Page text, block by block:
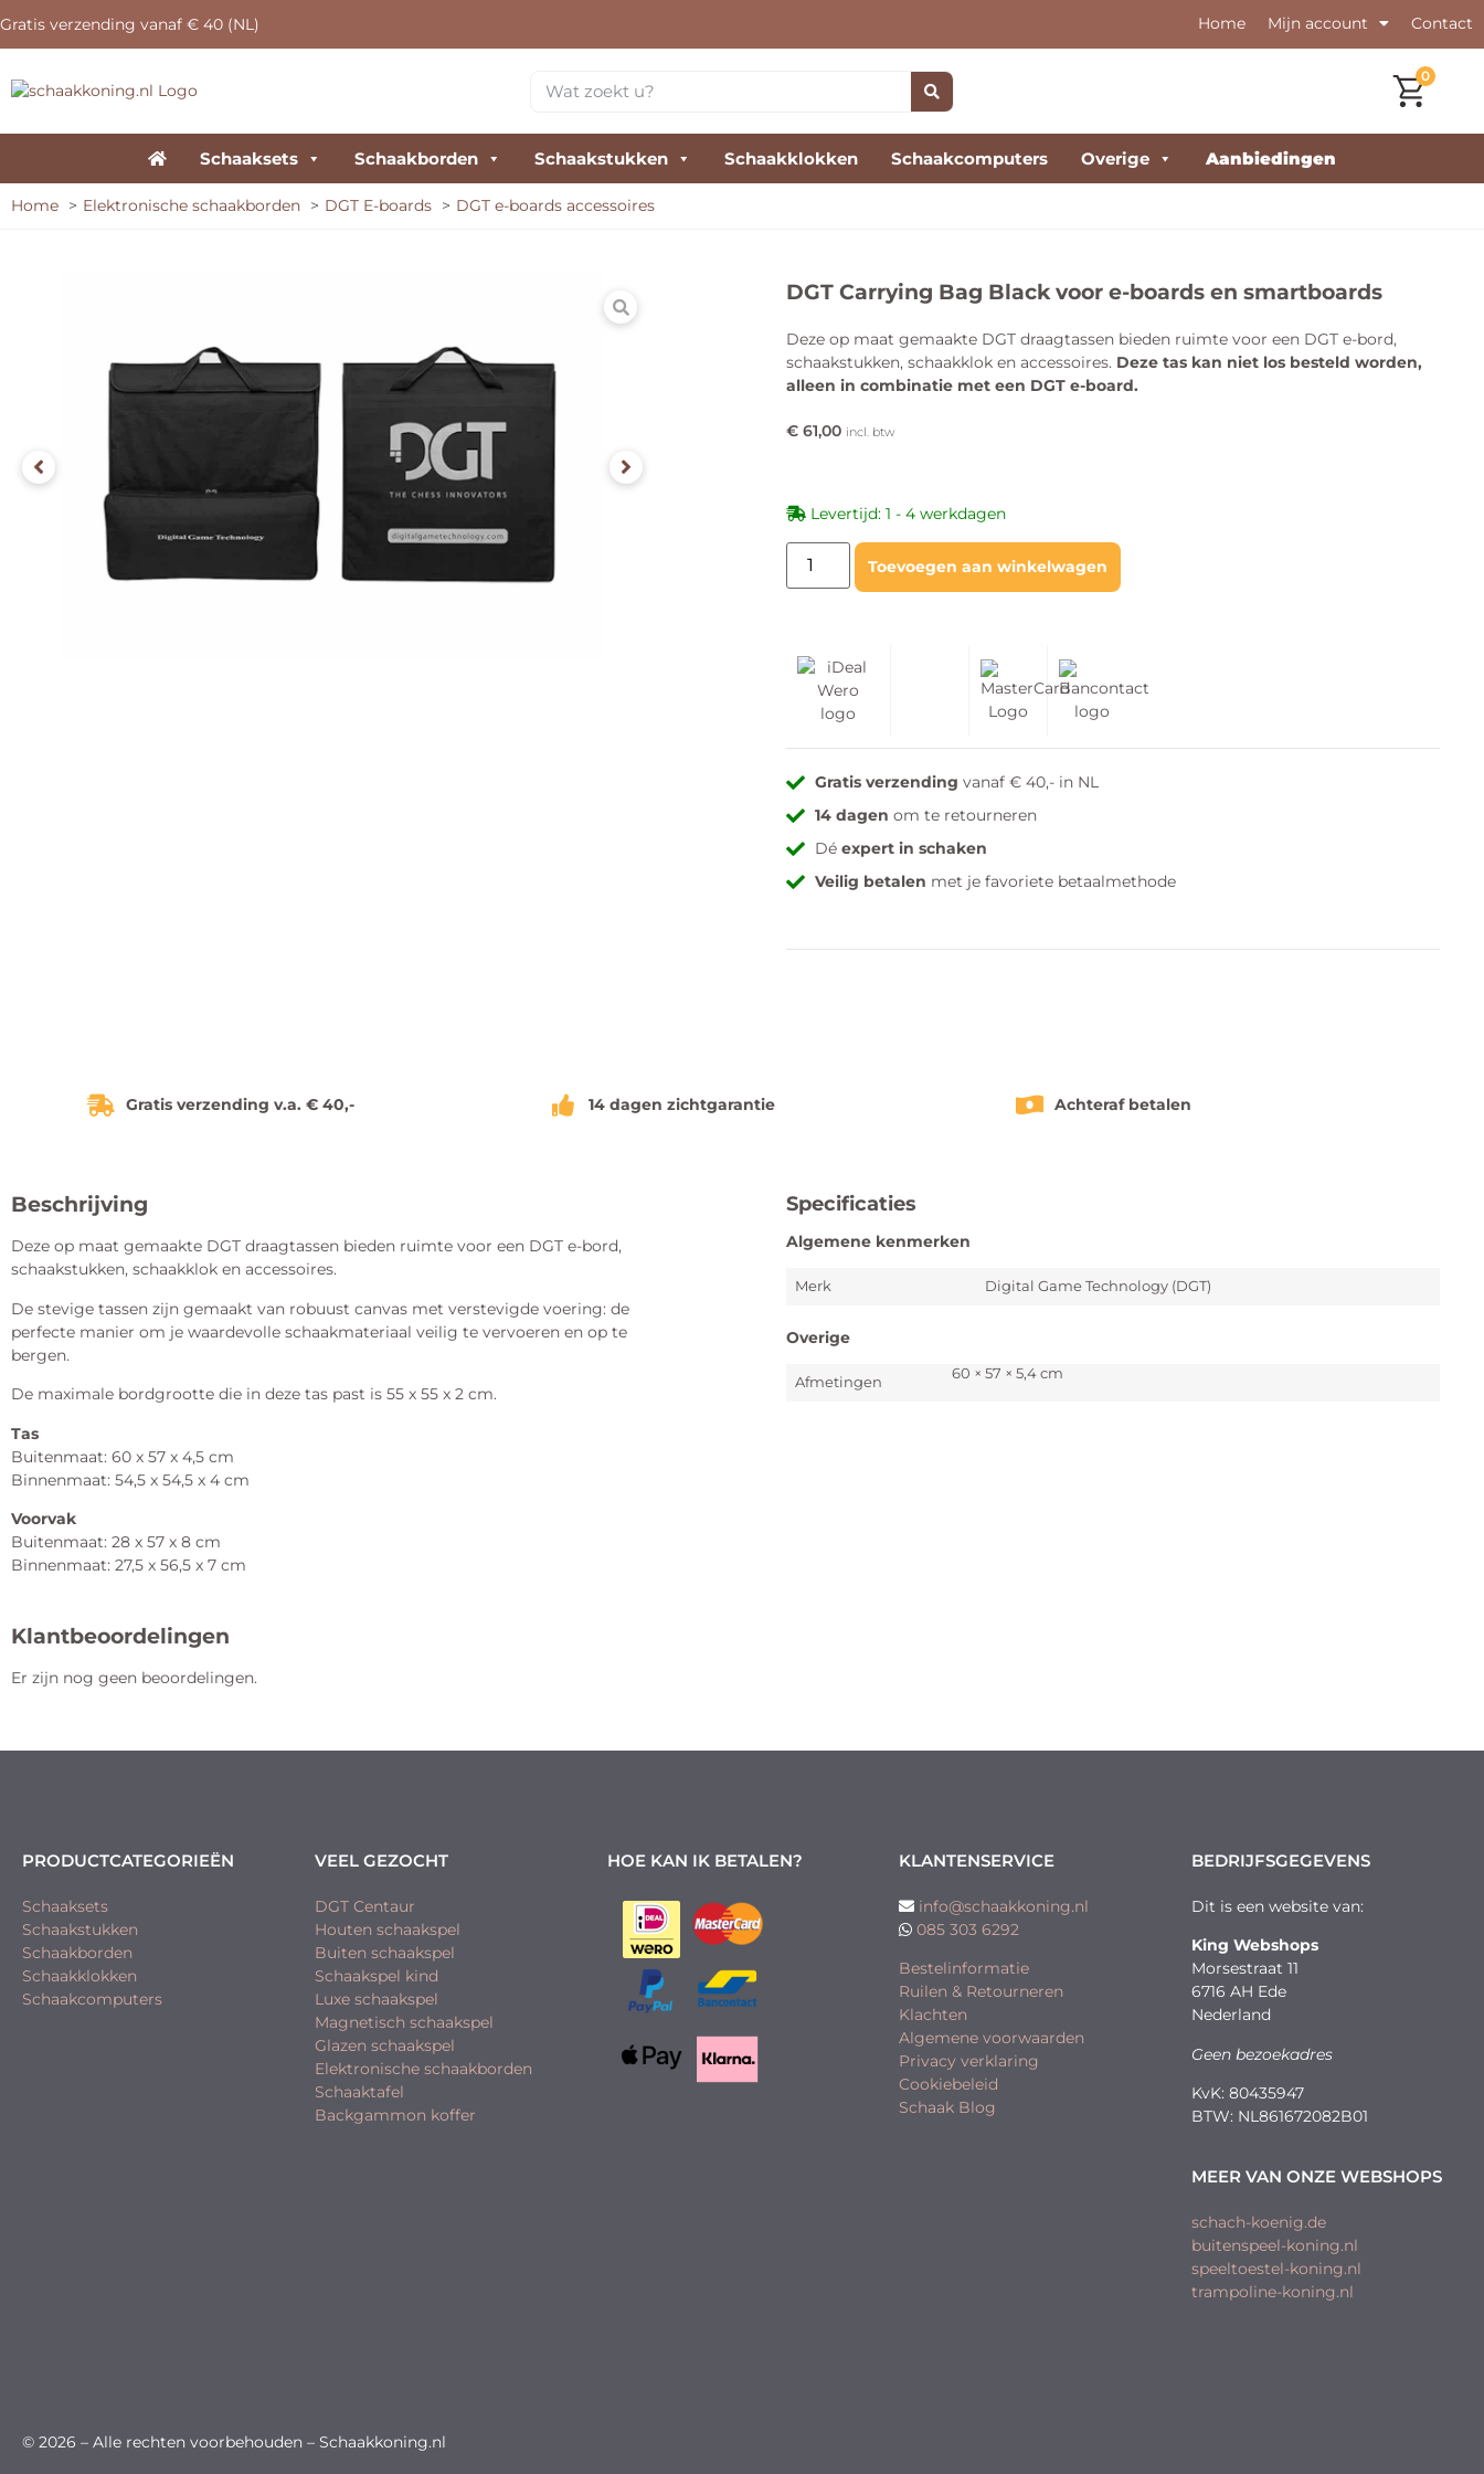
Gratis verzending vanaf € 40 (NL) Home Mijn account Contact
0
Schaaksets Schaakborden Schaakstukken Schaakklokken Schaakcomputers Overige Aanbiedingen
Home Elektronische schaakborden DGT E-boards DGT e-boards accessoires
DGT Carrying Bag Black voor e-boards en smartboards
Deze op maat gemaakte DGT draagtassen bieden ruimte voor een DGT e-bord,
schaakstukken, schaakklok en accessoires. Deze tas kan niet los besteld worden,
alleen in combinatie met een DGT e-board.
€ 61,00 incl. btw
Levertijd: 1 - 4 werkdagen
Toevoegen aan winkelwagen
Gratis verzending vanaf € 40,- in NL
14 dagen om te retourneren
Déexpert in schaken
Veilig betalen met je favoriete betaalmethode
Gratis verzending v.a. € 40,- 14 dagen zichtgarantie Achteraf betalen
Beschrijving
Deze op maat gemaakte DGT draagtassen bieden ruimte voor een DGT e-bord,
schaakstukken, schaakklok en accessoires.
De stevige tassen zijn gemaakt van robuust canvas met verstevigde voering: de
perfecte manier om je waardevolle schaakmateriaal veilig te vervoeren en op te
bergen.
De maximale bordgrootte die in deze tas past is 55 x 55 x 2 cm.
Tas
Buitenmaat: 60 x 57 x 4,5 cm
Binnenmaat: 54,5 x 54,5 x 4 cm
Voorvak
Buitenmaat: 28 x 57 x 8 cm
Binnenmaat: 27,5 x 56,5 x 7 cm
Klantbeoordelingen
Er zijn nog geen beoordelingen.
Specificaties
Algemene kenmerken
Merk Digital Game Technology (DGT)
Overige
Afmetingen
60 × 57 × 5,4 cm
PRODUCTCATEGORIEËN
Schaaksets
Schaakstukken
Schaakborden
Schaakklokken
Schaakcomputers
VEEL GEZOCHT
DGT Centaur
Houten schaakspel
Buiten schaakspel
Schaakspel kind
Luxe schaakspel
Magnetisch schaakspel
Glazen schaakspel
Elektronische schaakborden
Schaaktafel
Backgammon koffer
HOE KAN IK BETALEN? KLANTENSERVICE
info@schaakkoning.nl
085 303 6292
Bestelinformatie
Ruilen & Retourneren
Klachten
Algemene voorwaarden
Privacy verklaring
Cookiebeleid
Schaak Blog
BEDRIJFSGEGEVENS
Dit is een website van:
King Webshops
Morsestraat 11
6716 AH Ede
Nederland
Geen bezoekadres
KvK: 80435947
BTW: NL861672082B01
MEER VAN ONZE WEBSHOPS
schach-koenig.de
buitenspeel-koning.nl
speeltoestel-koning.nl
trampoline-koning.nl
© 2026 – Alle rechten voorbehouden – Schaakkoning.nl